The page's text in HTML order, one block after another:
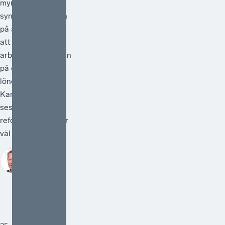
myndigheter
synliggöra skatten
på arbete genom
att redovisa
arbetsgivaravgiften
på de anställdas
lönebesked.
Kanske kan detta
ses som en liten
reform, men den är
väl så viktig.